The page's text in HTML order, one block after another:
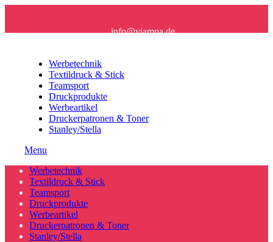
info@viampa.de
Werbetechnik
Textildruck & Stick
Teamsport
Druckprodukte
Werbeartikel
Druckerpatronen & Toner
Stanley/Stella
Menu
Werbetechnik
Textildruck & Stick
Teamsport
Druckprodukte
Werbeartikel
Druckerpatronen & Toner
Stanley/Stella